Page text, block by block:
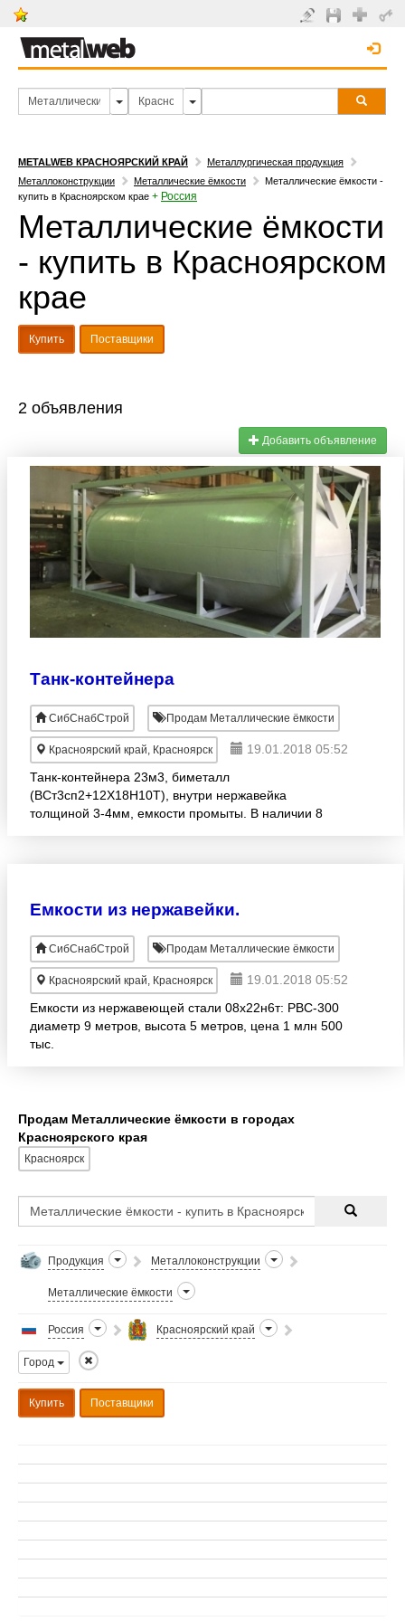
METALWEB КРАСНОЯРСКИЙ КРАЙ
Металлургическая продукция
Металлоконструкции
Металлические ёмкости
Металлические ёмкости -
купить в Красноярском крае + Россия
Металлические ёмкости
- купить в Красноярском
крае
Купить Поставщики
2 объявления
Добавить объявление
Танк-контейнера
СибСнабСтрой Продам Металлические ёмкости
Красноярский край, Красноярск
19.01.2018 05:52
Танк-контейнера 23м3, биметалл
(ВСт3сп2+12Х18Н10Т), внутри нержавейка
толщиной 3-4мм, емкости промыты. В наличии 8
Емкости из нержавейки.
СибСнабСтрой Продам Металлические ёмкости
Красноярский край, Красноярск
19.01.2018 05:52
Емкости из нержавеющей стали 08х22н6т: РВС-300
диаметр 9 метров, высота 5 метров, цена 1 млн 500
тыс.
Продам Металлические ёмкости в городах
Красноярского края
Красноярск
Продукция Металлоконструкции
Металлические ёмкости
Россия Красноярский край
Город
Купить Поставщики